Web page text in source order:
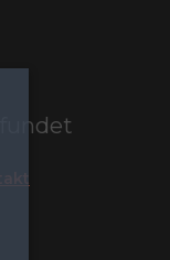
fundet